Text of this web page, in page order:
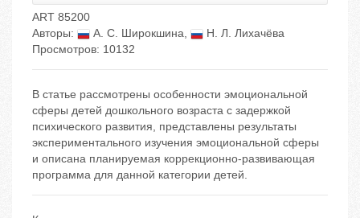
ART 85200
Авторы:
А. С. Широкшина,
Н. Л. Лихачёва
Просмотров: 10132
В статье рассмотрены особенности эмоциональной
сферы детей дошкольного возраста с задержкой
психического развития, представлены результаты
экспериментального изучения эмоциональной сферы
и описана планируемая коррекционно-развивающая
программа для данной категории детей.